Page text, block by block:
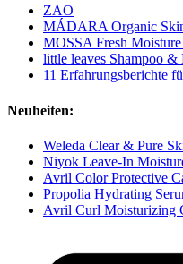
ZAO
MÁDARA Organic
MOSSA Fresh
little leaves Shampoo
11 Erfahrungsberichte
Neuheiten:
Weleda Clear & Pure
Niyok Leave-In
Avril Color Protective
Propolia Hydrating
Avril Curl Moisturizing